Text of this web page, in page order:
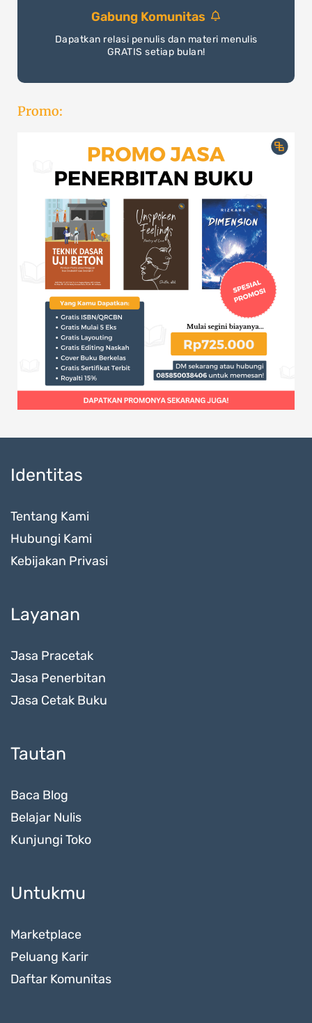
Gabung Komunitas
Dapatkan relasi penulis dan materi menulis
GRATIS setiap bulan!
Promo:
Identitas
Tentang Kami
Hubungi Kami
Kebijakan Privasi
Layanan
Jasa Pracetak
Jasa Penerbitan
Jasa Cetak Buku
Tautan
Baca Blog
Belajar Nulis
Kunjungi Toko
Untukmu
Marketplace
Peluang Karir
Daftar Komunitas